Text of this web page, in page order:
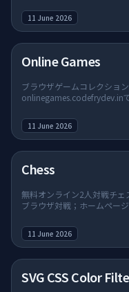
& ファンに追加。
11 June 2026
Online Games（新
ブラウザゲームコレクショ
onlinegames.codefrydev.in
ーム & ファンに追加。
11 June 2026
Chess（新しいタブ
無料オンライン2人対戦チ
ブラウザ対戦；ホームペー
11 June 2026
SVG CSS Color